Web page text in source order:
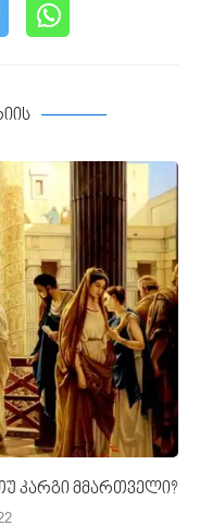
კარგი მმართველი?